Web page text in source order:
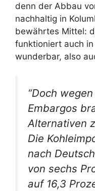
denn der Abbau
nachhaltig in
bewährtes Mittel:
funktioniert auch
wunderbar, also
“Doch
Embargos
Alternativen
Die
nach
von sechs
auf 16,3